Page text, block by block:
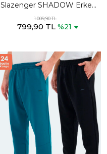
Slazenger SHADOW Erkek
Siyah Eşofman Altı
1.009,90 TL
799,90 TL %21